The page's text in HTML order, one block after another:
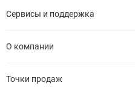
Сервисы и поддержка
О компании
Точки продаж